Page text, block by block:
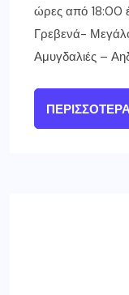
ώρες από
Γρεβενά-
Αμυγδαλιές –